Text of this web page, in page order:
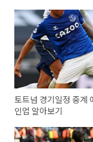
토트넘 경기일정 중계
인업 알아보기